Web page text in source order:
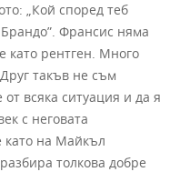
„Кой според теб
Франсис няма
като рентген. Много
такъв не съм
всяка ситуация и да я
с неговата
като на Майкъл
толкова добре